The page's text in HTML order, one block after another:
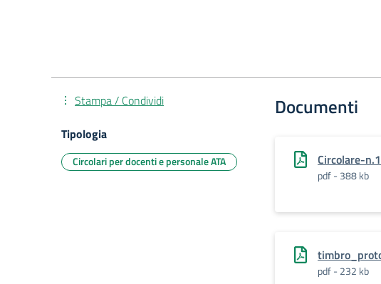
Documenti
Circolare-
pdf - 388 kb
pdf - 232 kb
Stampa / Condividi
Tipologia
Circolari per docenti e personale ATA